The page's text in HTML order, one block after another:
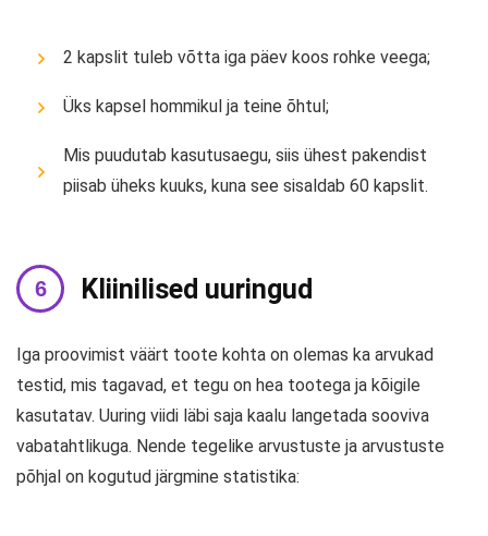
2 kapslit tuleb võtta iga päev koos rohke veega;
Üks kapsel hommikul ja teine ​​õhtul;
Mis puudutab kasutusaegu, siis ühest pakendist
piisab üheks kuuks, kuna see sisaldab 60 kapslit.
Kliinilised uuringud
Iga proovimist väärt toote kohta on olemas ka arvukad
testid, mis tagavad, et tegu on hea tootega ja kõigile
kasutatav. Uuring viidi läbi saja kaalu langetada sooviva
vabatahtlikuga. Nende tegelike arvustuste ja arvustuste
põhjal on kogutud järgmine statistika: